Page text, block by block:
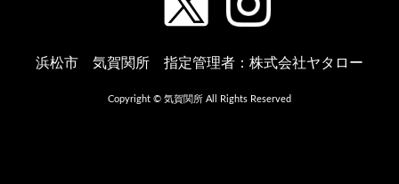
浜松市 気賀関所 指定管理者：株式会社ヤタロー
Copyright © 気賀関所 All Rights Reserved